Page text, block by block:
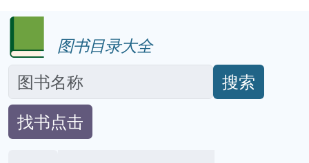
图书目录大全
搜索
找书点击